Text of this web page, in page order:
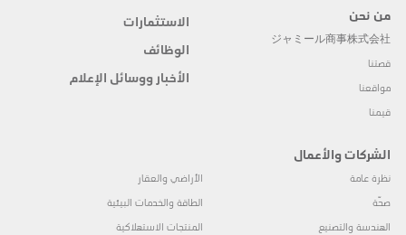
من نحن
ジャミール商事株式会社
قصتنا
مواقعنا
قيمنا
الاستثمارات
الوظائف
الأخبار ووسائل الإعلام
الشركات والأعمال
نظرة عامة
صحّة
الهندسة والتصنيع
الأراضي والعقار
الطاقة والخدمات البيئية
المنتجات الاستهلاكية